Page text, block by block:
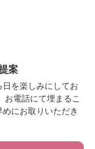
案
を楽しみにしてお
お電話にて埋まるこ
にお取りいただき